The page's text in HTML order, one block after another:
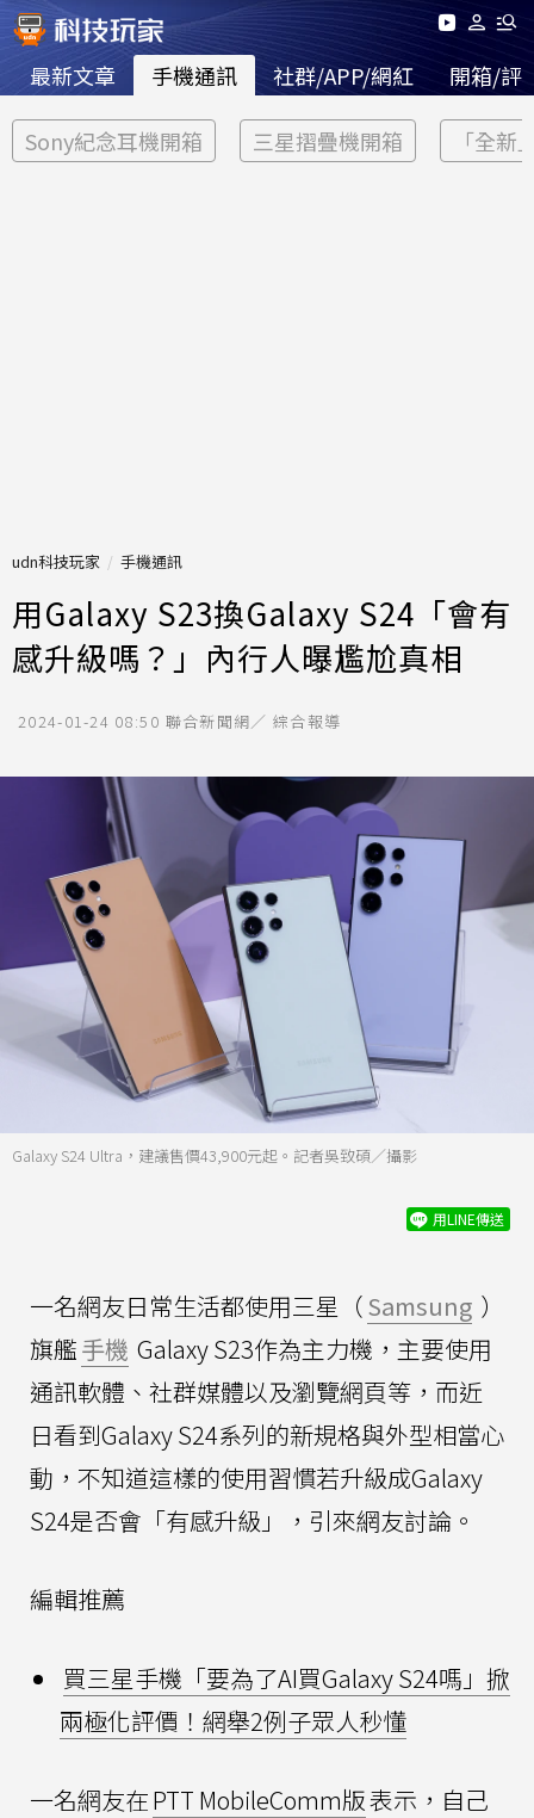
最新文章 手機通訊 社群/APP/網紅 開箱/評
Sony紀念耳機開箱 三星摺疊機開箱 「全新
udn科技玩家 手機通訊
用Galaxy S23換Galaxy S24「會有
感升級嗎？」內行人曝尷尬真相
2024-01-24 08:50 聯合新聞網／ 綜合報導
Galaxy S24 Ultra，建議售價43,900元起。記者吳致碩／攝影
用LINE傳送
一名網友日常生活都使用三星（Samsung ）
旗艦手機 Galaxy S23作為主力機，主要使用
通訊軟體、社群媒體以及瀏覽網頁等，而近
日看到Galaxy S24系列的新規格與外型相當心
動，不知道這樣的使用習慣若升級成Galaxy
S24是否會「有感升級」，引來網友討論。
編輯推薦
買三星手機「要為了AI買Galaxy S24嗎」掀
兩極化評價！網舉2例子眾人秒懂
一名網友在PTT MobileComm版表示，自己